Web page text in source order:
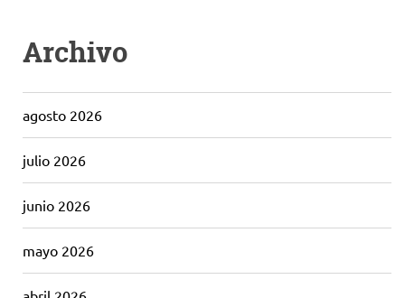
Archivo
agosto 2026
julio 2026
junio 2026
mayo 2026